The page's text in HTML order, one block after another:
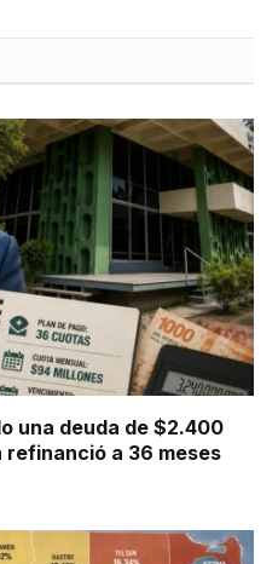
una deuda de $2.400
refinanció a 36 meses